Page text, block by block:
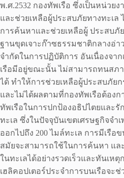
พ.ศ.2532 กองทัพเรือ ซึ่งเป็นหน่วย
และช่วยเหลือผู้ประสบภัยทางทะเล
การค้นหาและช่วยเหลือผู้ ประสบภั
ฐานขุดเจาะก๊าซธรรมชาติกลางอ่
จำกัดในการปฏิบัติการ อันเนื่องจ
เรือมีอยู่ขณะนั้น ไม่สามารถทนสภา
ได้ ทำให้การช่วยเหลือผู้ประสบภัย
และไม่ได้ผลตามที่กองทัพเรือต้อง
ทัพเรือในการปกป้องอธิปไตยและ
ทะเล ซึ่งในปัจจุบันเขตเศรษฐกิจจำ
ออกไปถึง 200 ไมล์ทะเล การมีเรื
สมัยจะสามารถใช้ในการค้นหา แล
ในทะเลได้อย่างรวดเร็วและทันเห
เฮลิคอปเตอร์ประจำการบนเรือจะ